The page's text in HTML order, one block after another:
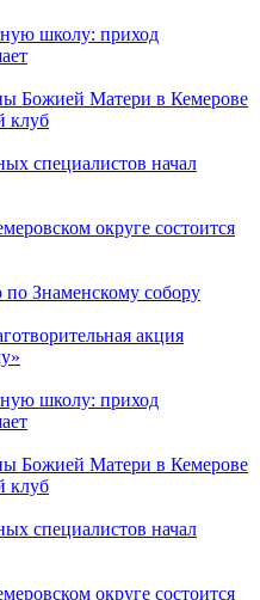
школу: приход
Божией Матери в Кемерове
клуб
специалистов начал
округе состоится
Знаменскому собору
акция
школу: приход
Божией Матери в Кемерове
клуб
специалистов начал
округе состоится